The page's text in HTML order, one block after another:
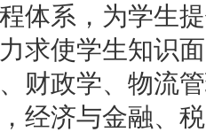
体系，为学生
求使学生知识
财政学、物流
经济与金融、